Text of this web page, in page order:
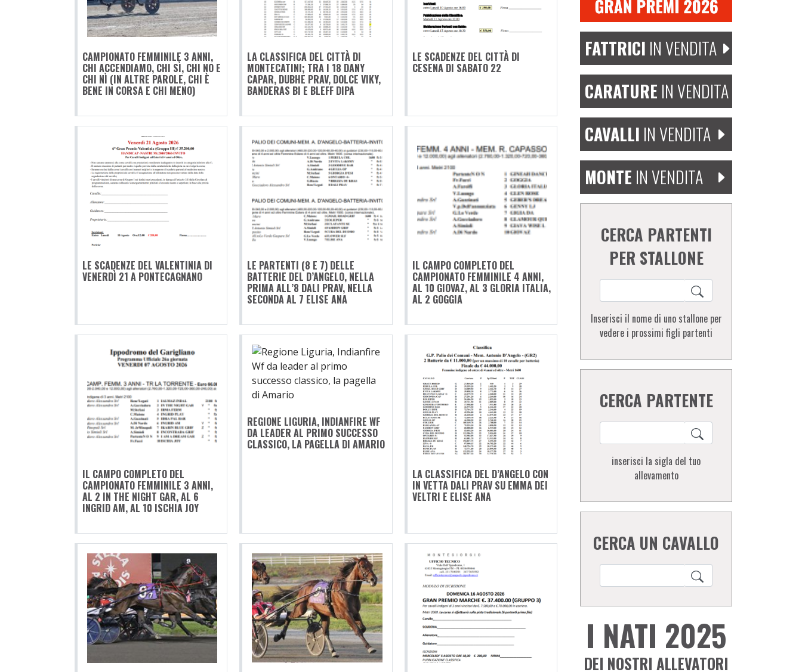
CAMPIONATO FEMMINILE 3 ANNI,
CHI ACCENDIAMO, CHI SÌ, CHI NO E
CHI NÌ (IN ALTRE PAROLE, CHI È
BENE IN CORSA E CHI MENO)
LA CLASSIFICA DEL CITTÀ DI
MONTECATINI; TRA I 18 DANY
CAPAR, DUBHE PRAV, DOLCE VIKY,
BANDERAS BI E BLEFF DIPA
LE SCADENZE DEL CITTÀ DI
CESENA DI SABATO 22
LE SCADENZE DEL VALENTINIA DI
VENERDÌ 21 A PONTECAGNANO
LE PARTENTI (8 E 7) DELLE
BATTERIE DEL D’ANGELO, NELLA
PRIMA ALL’8 DALI PRAV, NELLA
SECONDA AL 7 ELISE ANA
IL CAMPO COMPLETO DEL
CAMPIONATO FEMMINILE 4 ANNI,
AL 10 GIOVAZ, AL 3 GLORIA ITALIA,
AL 2 GOGGIA
IL CAMPO COMPLETO DEL
CAMPIONATO FEMMINILE 3 ANNI,
AL 2 IN THE NIGHT GAR, AL 6
INGRID AM, AL 10 ISCHIA JOY
REGIONE LIGURIA, INDIANFIRE WF
DA LEADER AL PRIMO SUCCESSO
CLASSICO, LA PAGELLA DI AMARIO
LA CLASSIFICA DEL D’ANGELO CON
IN VETTA DALI PRAV SU EMMA DEI
VELTRI E ELISE ANA
FATTRICI IN VENDITA
CARATURE IN VENDITA
CAVALLI IN VENDITA
MONTE IN VENDITA
CERCA PARTENTI
PER STALLONE
Inserisci il nome di uno stallone per
vedere i prossimi figli partenti
CERCA PARTENTE
inserisci la sigla del tuo
allevamento
CERCA UN CAVALLO
I NATI 2025
DEI NOSTRI ALLEVATORI